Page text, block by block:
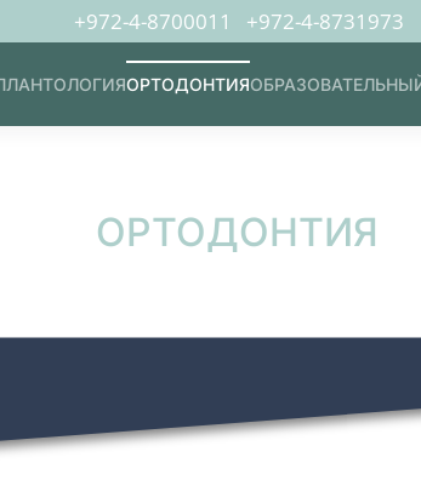
+972-4-8700011 +972-4-8731973
ОРТОДОНТИЯ
ОРТОДОНТИЯ